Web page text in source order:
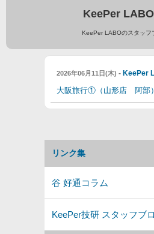
KeePer
KeePer LABOのスタッフ
2026年06月11日(木) - KeePer
大阪旅行①（山形店 阿部）
リンク集
谷 好通コラム
KeePer技研 スタッフブ